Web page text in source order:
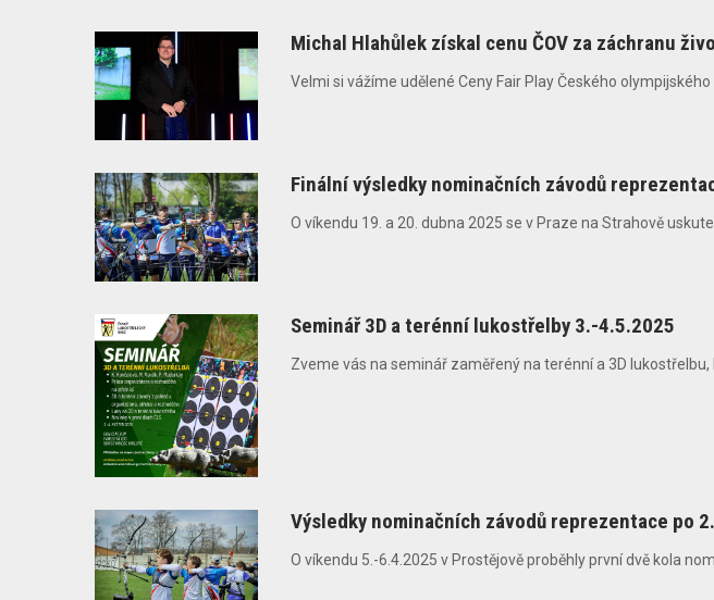
Michal Hlahůlek získal cenu ČOV za záchranu
Velmi si vážíme udělené Ceny Fair Play Českého
Finální výsledky nominačních závodů
O víkendu 19. a 20. dubna 2025 se v Praze na Strahově
Seminář 3D a terénní lukostřelby 3.-4.5.2025
Zveme vás na seminář zaměřený na terénní a 3D
Výsledky nominačních závodů reprezentace po
O víkendu 5.-6.4.2025 v Prostějově proběhly první dvě kola